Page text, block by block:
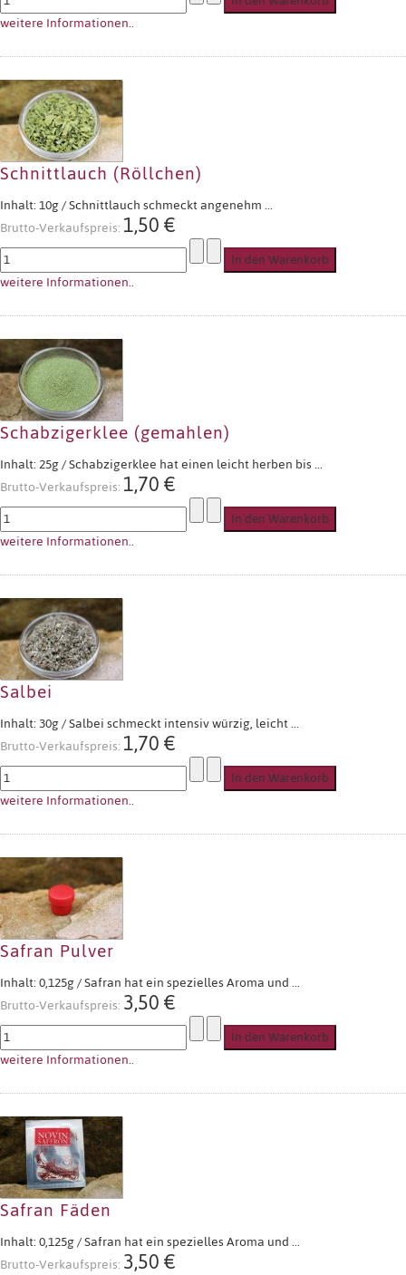
weitere Informationen..
Schnittlauch (Röllchen)
Inhalt: 10g / Schnittlauch schmeckt angenehm ...
Brutto-Verkaufspreis:1,50 €
weitere Informationen..
Schabzigerklee (gemahlen)
Inhalt: 25g / Schabzigerklee hat einen leicht herben bis ...
Brutto-Verkaufspreis:1,70 €
weitere Informationen..
Salbei
Inhalt: 30g / Salbei schmeckt intensiv würzig, leicht ...
Brutto-Verkaufspreis:1,70 €
weitere Informationen..
Safran Pulver
Inhalt: 0,125g / Safran hat ein spezielles Aroma und ...
Brutto-Verkaufspreis:3,50 €
weitere Informationen..
Safran Fäden
Inhalt: 0,125g / Safran hat ein spezielles Aroma und ...
Brutto-Verkaufspreis:3,50 €